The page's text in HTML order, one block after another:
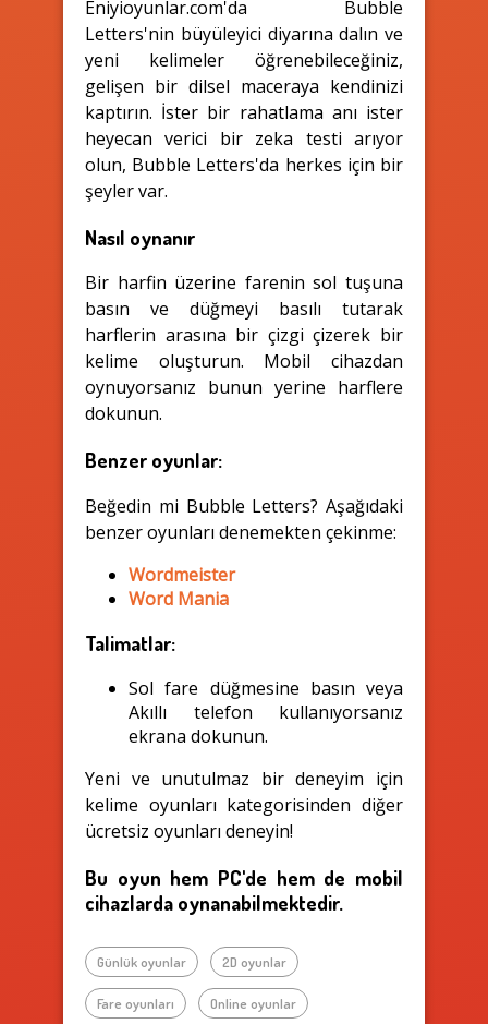
Eniyioyunlar.com'da Bubble
Letters'nin büyüleyici diyarına dalın ve
yeni kelimeler öğrenebileceğiniz,
gelişen bir dilsel maceraya kendinizi
kaptırın. İster bir rahatlama anı ister
heyecan verici bir zeka testi arıyor
olun, Bubble Letters'da herkes için bir
şeyler var.
Nasıl oynanır
Bir harfin üzerine farenin sol tuşuna
basın ve düğmeyi basılı tutarak
harflerin arasına bir çizgi çizerek bir
kelime oluşturun. Mobil cihazdan
oynuyorsanız bunun yerine harflere
dokunun.
Benzer oyunlar:
Beğedin mi Bubble Letters? Aşağıdaki
benzer oyunları denemekten çekinme:
Wordmeister
Word Mania
Talimatlar:
Sol fare düğmesine basın veya
Akıllı telefon kullanıyorsanız
ekrana dokunun.
Yeni ve unutulmaz bir deneyim için
kelime oyunları kategorisinden diğer
ücretsiz oyunları deneyin!
Bu oyun hem PC'de hem de mobil
cihazlarda oynanabilmektedir.
Günlük oyunlar 2D oyunlar
Fare oyunları Online oyunlar